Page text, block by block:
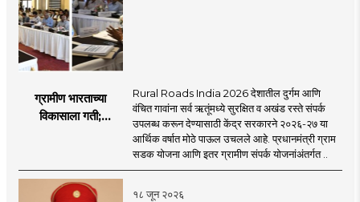
ग्रामीण भारताच्या
विकासाला गती;
लक्ष्य!
Rural Roads India 2026 देशातील दुर्गम आणि
वंचित गावांना सर्व ऋतूंमध्ये सुरक्षित व अखंड रस्ते संपर्क
उपलब्ध करून देण्यासाठी केंद्र सरकारने २०२६-२७ या
आर्थिक वर्षात मोठे पाऊल उचलले आहे. प्रधानमंत्री ग्राम
सडक योजना आणि इतर ग्रामीण संपर्क योजनांअंतर्गत ..
१८ जून २०२६